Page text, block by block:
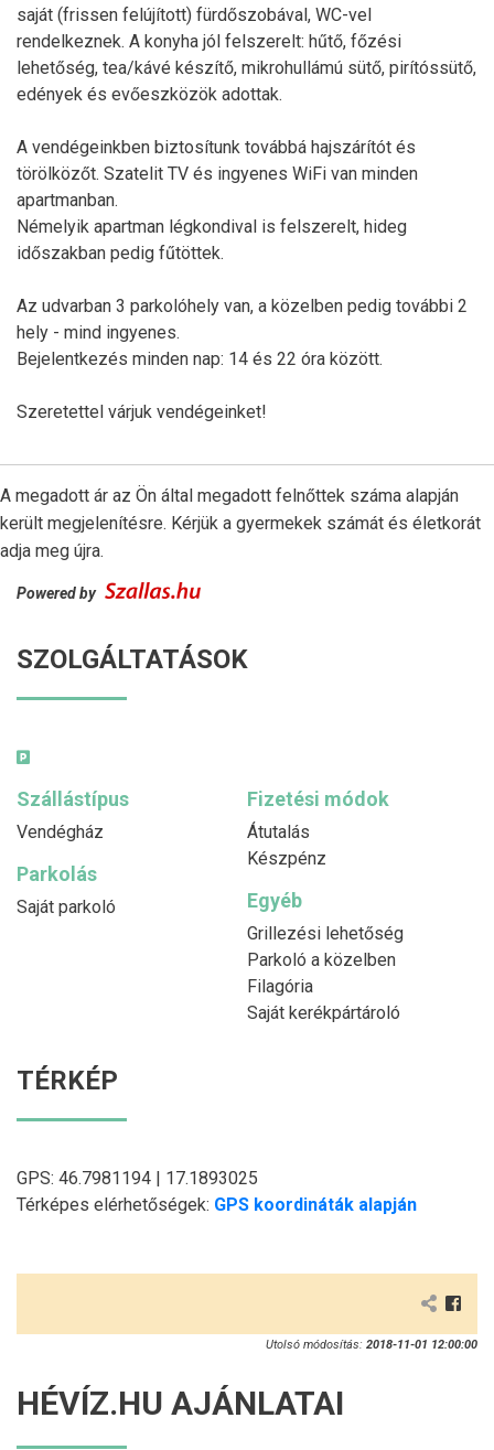
saját (frissen felújított) fürdőszobával, WC-vel
rendelkeznek. A konyha jól felszerelt: hűtő, főzési
lehetőség, tea/kávé készítő, mikrohullámú sütő, pirítóssütő,
edények és evőeszközök adottak.
A vendégeinkben biztosítunk továbbá hajszárítót és
törölközőt. Szatelit TV és ingyenes WiFi van minden
apartmanban.
Némelyik apartman légkondival is felszerelt, hideg
időszakban pedig fűtöttek.
Az udvarban 3 parkolóhely van, a közelben pedig további 2
hely - mind ingyenes.
Bejelentkezés minden nap: 14 és 22 óra között.
Szeretettel várjuk vendégeinket!
A megadott ár az Ön által megadott felnőttek száma alapján
került megjelenítésre. Kérjük a gyermekek számát és életkorát
adja meg újra.
Powered by
SZOLGÁLTATÁSOK
Szállástípus
Vendégház
Fizetési módok
Átutalás
Készpénz
Parkolás
Saját parkoló Egyéb
Grillezési lehetőség
Parkoló a közelben
Filagória
Saját kerékpártároló
TÉRKÉP
GPS: 46.7981194 | 17.1893025
Térképes elérhetőségek: GPS koordináták alapján
Utolsó módosítás: 2018-11-01 12:00:00
HÉVÍZ.HU AJÁNLATAI